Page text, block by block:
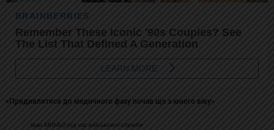
«Придивлятися до медичного фаху почав ще з юного віку»
Іван МИНЬО під час військової служби